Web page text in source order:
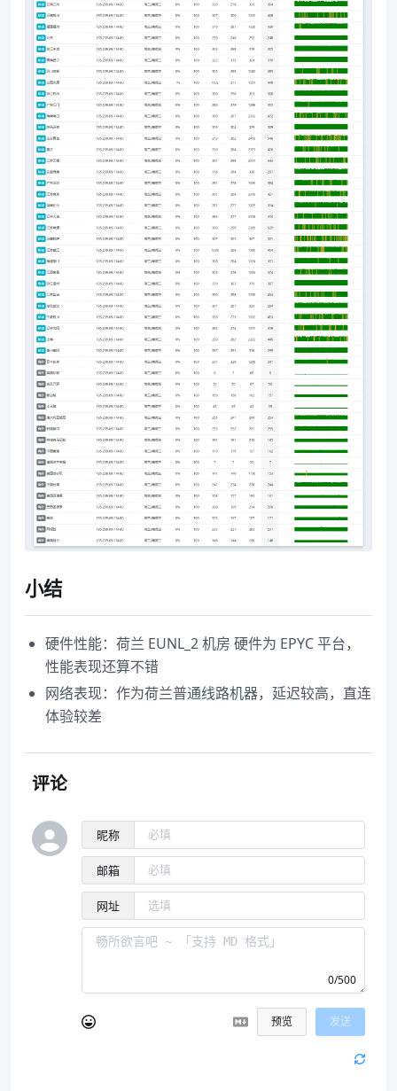
小结
硬件性能：荷兰 EUNL_2 机房 硬件为 EPYC 平台，
性能表现还算不错
网络表现：作为荷兰普通线路机器，延迟较高，直连
体验较差
评论
昵称
邮箱
网址
0/500
预览 发送